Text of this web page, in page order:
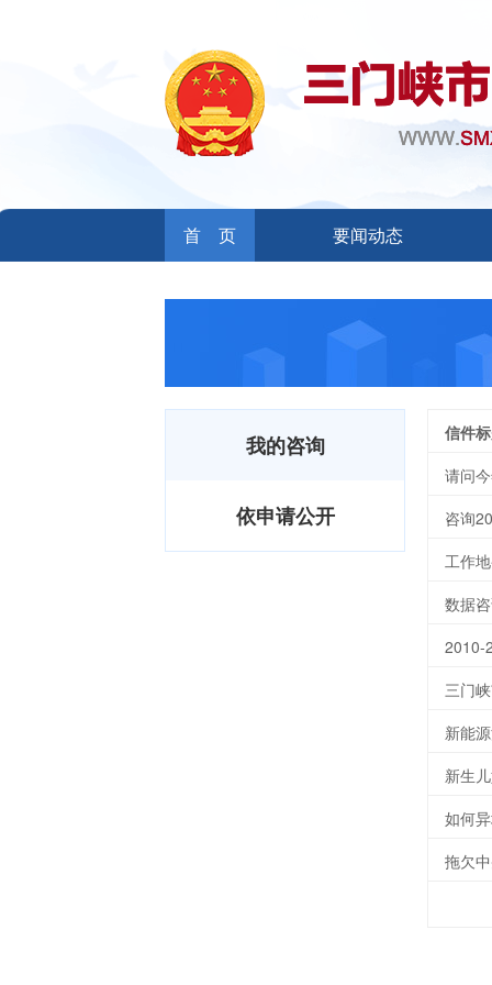
首 页 要闻动态
我的咨询
依申请公开
信件
请问
工作
数据
2010-
三门
新生
如何
拖欠